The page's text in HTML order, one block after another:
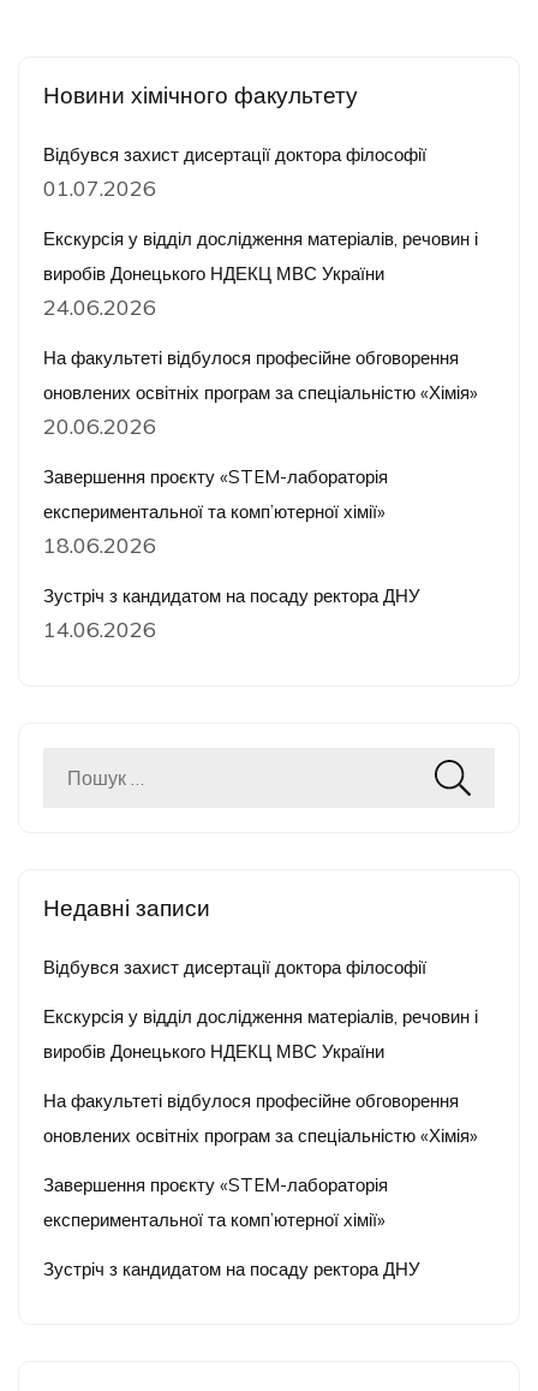
Новини хімічного факультету
Відбувся захист дисертації доктора філософії
01.07.2026
Екскурсія у відділ дослідження матеріалів, речовин і
виробів Донецького НДЕКЦ МВС України
24.06.2026
На факультеті відбулося професійне обговорення
оновлених освітніх програм за спеціальністю «Хімія»
20.06.2026
Завершення проєкту «STEM-лабораторія
експериментальної та комп’ютерної хімії»
18.06.2026
Зустріч з кандидатом на посаду ректора ДНУ
14.06.2026
Пошук:
Недавні записи
Відбувся захист дисертації доктора філософії
Екскурсія у відділ дослідження матеріалів, речовин і
виробів Донецького НДЕКЦ МВС України
На факультеті відбулося професійне обговорення
оновлених освітніх програм за спеціальністю «Хімія»
Завершення проєкту «STEM-лабораторія
експериментальної та комп’ютерної хімії»
Зустріч з кандидатом на посаду ректора ДНУ